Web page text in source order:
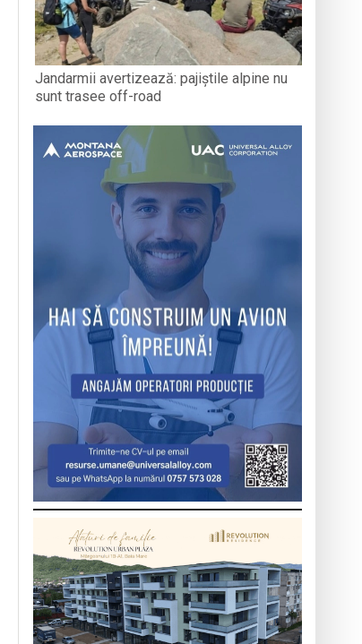
Jandarmii avertizează: pajiștile alpine nu
sunt trasee off-road